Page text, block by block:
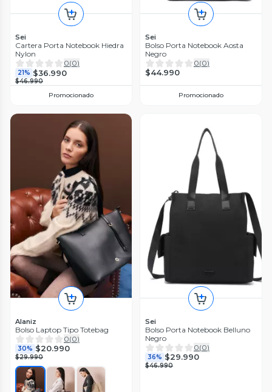
Sei
Cartera Porta Notebook Hiedra
Nylon
0(0)
21% $36.990
$46.990
Promocionado
Sei
Bolso Porta Notebook Aosta
Negro
0(0)
$44.990
Promocionado
Alaniz
Bolso Laptop Tipo Totebag
0(0)
30% $20.990
$29.990
Sei
Bolso Porta Notebook Belluno
Negro
0(0)
36% $29.990
$46.990